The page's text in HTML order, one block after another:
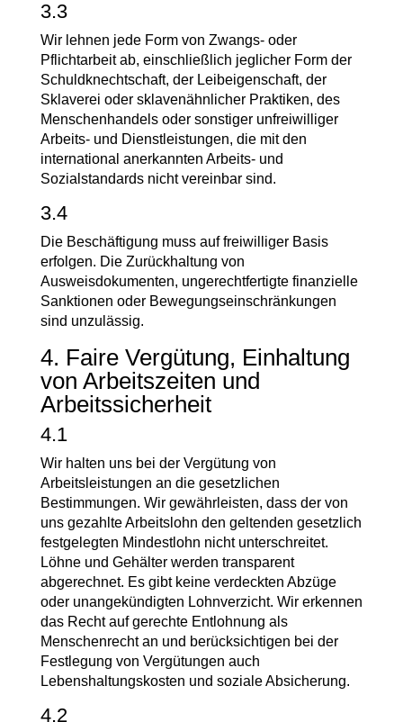
3.3
Wir lehnen jede Form von Zwangs- oder
Pflichtarbeit ab, einschließlich jeglicher Form der
Schuldknechtschaft, der Leibeigenschaft, der
Sklaverei oder sklavenähnlicher Praktiken, des
Menschenhandels oder sonstiger unfreiwilliger
Arbeits- und Dienstleistungen, die mit den
international anerkannten Arbeits- und
Sozialstandards nicht vereinbar sind.
3.4
Die Beschäftigung muss auf freiwilliger Basis
erfolgen. Die Zurückhaltung von
Ausweisdokumenten, ungerechtfertigte finanzielle
Sanktionen oder Bewegungseinschränkungen
sind unzulässig.
4. Faire Vergütung, Einhaltung
von Arbeitszeiten und
Arbeitssicherheit
4.1
Wir halten uns bei der Vergütung von
Arbeitsleistungen an die gesetzlichen
Bestimmungen. Wir gewährleisten, dass der von
uns gezahlte Arbeitslohn den geltenden gesetzlich
festgelegten Mindestlohn nicht unterschreitet.
Löhne und Gehälter werden transparent
abgerechnet. Es gibt keine verdeckten Abzüge
oder unangekündigten Lohnverzicht. Wir erkennen
das Recht auf gerechte Entlohnung als
Menschenrecht an und berücksichtigen bei der
Festlegung von Vergütungen auch
Lebenshaltungskosten und soziale Absicherung.
4.2